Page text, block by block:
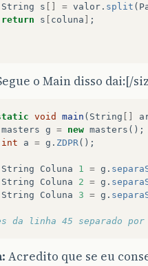
String
s = valor . split (
return
s coluna
;
o Main disso dai:[/
void main ( String
masters g = new masters ();
int
a = g . ZDPR ();
String Coluna 1 = g .
String
Coluna 2 = g .
String
Coluna 3 = g .
da linha 45 separado por
Acredito que se eu